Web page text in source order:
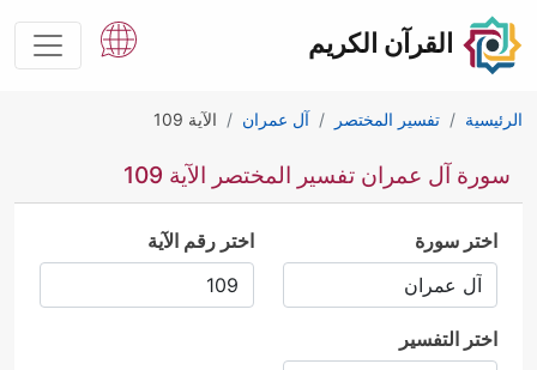
القرآن الكريم
الرئيسية تفسير المختصر آل عمران الآية 109
سورة آل عمران تفسير المختصر الآية 109
اختر سورة اختر رقم الآية
اختر التفسير